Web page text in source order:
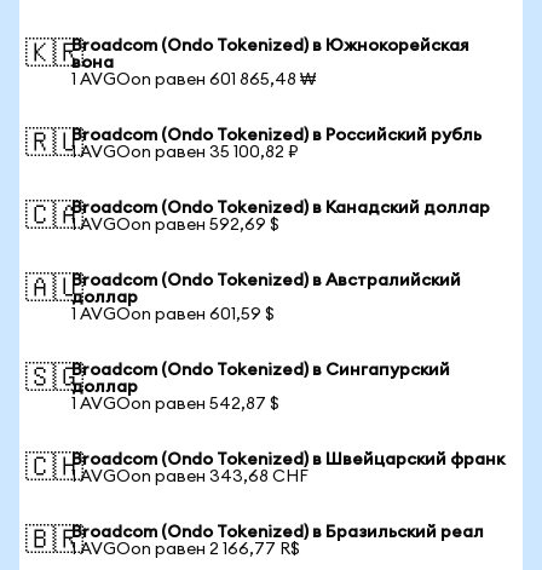
🇰🇷Broadcom (Ondo Tokenized) в Южнокорейская
вона
1 AVGOon равен 601 865,48 ₩
🇷🇺Broadcom (Ondo Tokenized) в Российский рубль
1 AVGOon равен 35 100,82 ₽
🇨🇦Broadcom (Ondo Tokenized) в Канадский доллар
1 AVGOon равен 592,69 $
🇦🇺Broadcom (Ondo Tokenized) в Австралийский
доллар
1 AVGOon равен 601,59 $
🇸🇬Broadcom (Ondo Tokenized) в Сингапурский
доллар
1 AVGOon равен 542,87 $
🇨🇭Broadcom (Ondo Tokenized) в Швейцарский франк
1 AVGOon равен 343,68 CHF
🇧🇷Broadcom (Ondo Tokenized) в Бразильский реал
1 AVGOon равен 2 166,77 R$